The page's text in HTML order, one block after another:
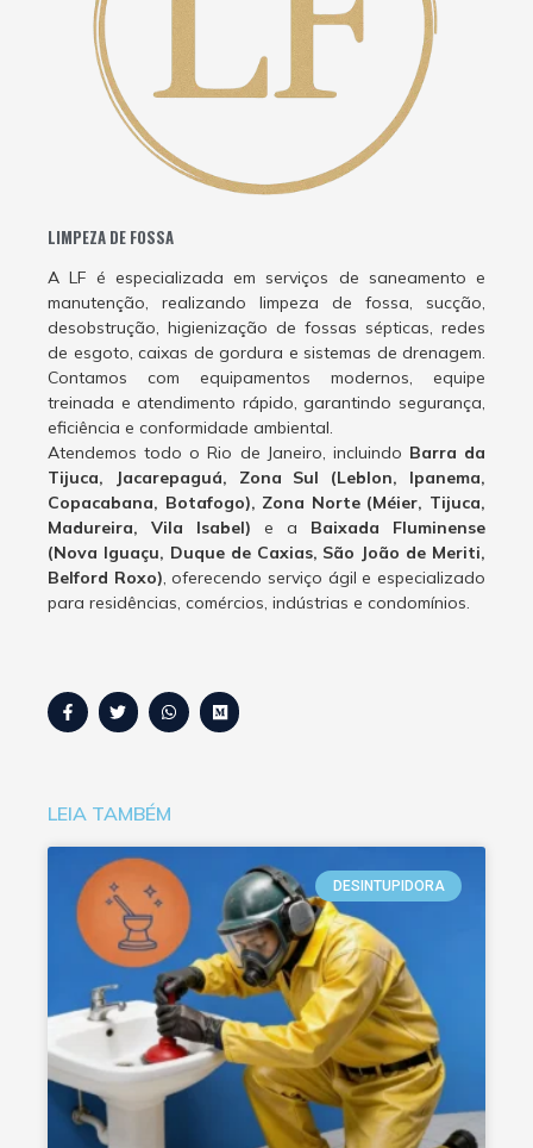
LIMPEZA DE FOSSA
A LF é especializada em serviços de saneamento e
manutenção, realizando limpeza de fossa, sucção,
desobstrução, higienização de fossas sépticas, redes
de esgoto, caixas de gordura e sistemas de drenagem.
Contamos com equipamentos modernos, equipe
treinada e atendimento rápido, garantindo segurança,
eficiência e conformidade ambiental.
Atendemos todo o Rio de Janeiro, incluindo Barra da
Tijuca, Jacarepaguá, Zona Sul (Leblon, Ipanema,
Copacabana, Botafogo), Zona Norte (Méier, Tijuca,
Madureira, Vila Isabel) e a Baixada Fluminense
(Nova Iguaçu, Duque de Caxias, São João de Meriti,
Belford Roxo), oferecendo serviço ágil e especializado
para residências, comércios, indústrias e condomínios.
LEIA TAMBÉM
DESINTUPIDORA